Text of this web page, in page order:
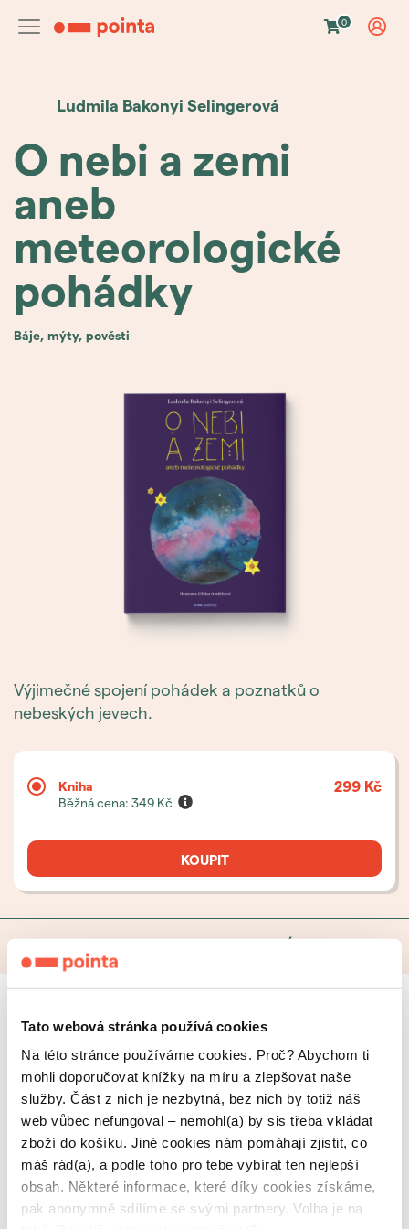
Tato webová stránka používá cookies
Na této stránce používáme cookies. Proč? Abychom ti
mohli doporučovat knížky na míru a zlepšovat naše
služby. Část z nich je nezbytná, bez nich by totiž náš
web vůbec nefungoval – nemohl(a) by sis třeba vkládat
zboží do košíku. Jiné cookies nám pomáhají zjistit, co
máš rád(a), a podle toho pro tebe vybírat ten nejlepší
obsah. Některé informace, které díky cookies získáme,
pak anonymně sdílíme se svými partnery. Volba je na
0
Ludmila Bakonyi Selingerová
O nebi a zemi
aneb
meteorologické
pohádky
báje, mýty, pověsti
Výjimečné spojení pohádek a poznatků o
nebeských jevech.
Kniha
Běžná cena: 349 Kč
299 Kč
KOUPIT
O knize Novinky Komentáře Údaje o knize
O nebi a zemi aneb
meteorologické pohádky
Jak vlastně vzniká duha? Proč zapadá slunce? Jak
drží mraky na obloze?... Také máte doma malého
zvědavce, který rád zkoumá vše, co nás
obklopuje? Otevřete knihu a vydejte se spolu až
ke hvězdám. Kniha vypráví příběhy o nebeských
tělesech a meteorologických jevech. Děti si